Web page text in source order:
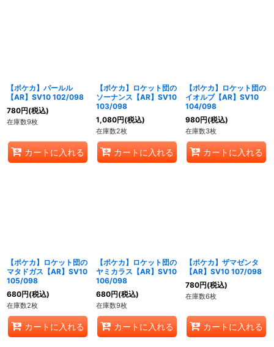
【ポケカ】パールル
【AR】SV10 102/098
780円(税込)
在庫数9枚
カートに入れる
【ポケカ】ロケット団の
ソーナンス【AR】SV10
103/098
1,080円(税込)
在庫数2枚
カートに入れる
【ポケカ】ロケット団の
イオルブ【AR】SV10
104/098
980円(税込)
在庫数3枚
カートに入れる
【ポケカ】ロケット団の
マタドガス【AR】SV10
105/098
680円(税込)
在庫数2枚
カートに入れる
【ポケカ】ロケット団の
ヤミカラス【AR】SV10
106/098
680円(税込)
在庫数9枚
カートに入れる
【ポケカ】ザマゼンタ
【AR】SV10 107/098
780円(税込)
在庫数6枚
カートに入れる